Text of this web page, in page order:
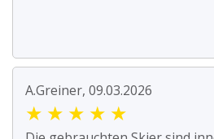
A.Greiner, 09.03.2026
★ ★ ★ ★ ★